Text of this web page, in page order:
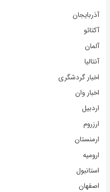
آذربایجان
آکتائو
آلمان
آنتالیا
اخبار گردشگری
اخبار وان
اردبیل
ارزروم
ارمنستان
ارومیه
استانبول
اصفهان